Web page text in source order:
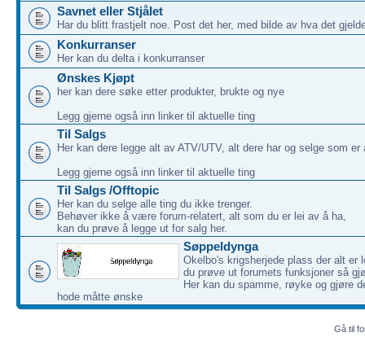
Savnet eller Stjålet
Har du blitt frastjelt noe. Post det her, med bilde av hva det
Konkurranser
Her kan du delta i konkurranser
Ønskes Kjøpt
her kan dere søke etter produkter, brukte og nye
Legg gjerne også inn linker til aktuelle ting
Til Salgs
Her kan dere legge alt av ATV/UTV, alt dere har og selge som er
Legg gjerne også inn linker til aktuelle ting
Til Salgs /Offtopic
Her kan du selge alle ting du ikke trenger.
Behøver ikke å være forum-relatert, alt som du er lei av å ha,
kan du prøve å legge ut for salg her.
Søppeldynga
Okelbo's krigsherjede plass der alt er
du prøve ut forumets funksjoner så
Her kan du spamme, røyke og gjøre
hode måtte ønske
Gå til